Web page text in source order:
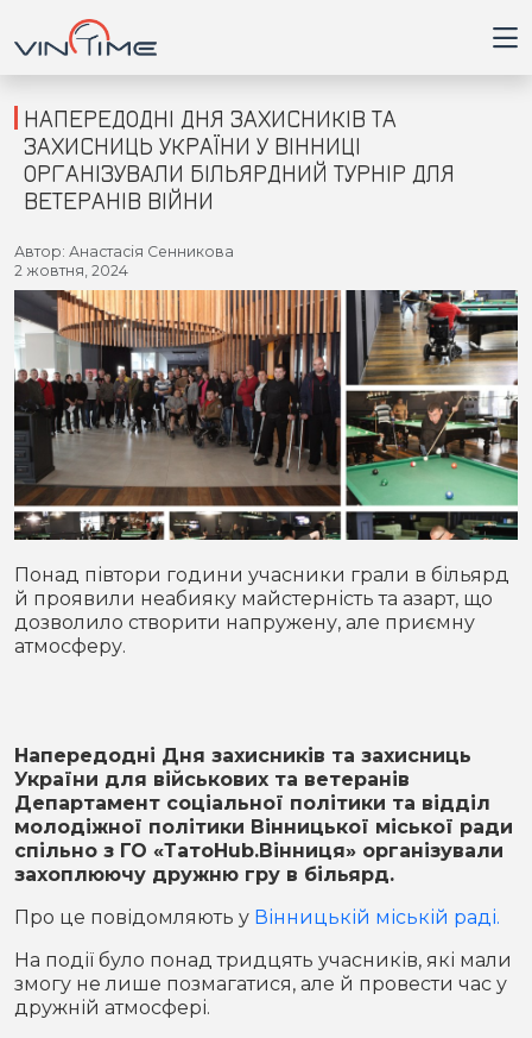
Головна
Війна
Новини
Кримінал
Здоров'я
Приватна думка
В кулуарах
Місто
Життя
Відео
Партнери
Спорт
Історія
Футбол
Контакти
Підписатись на нас у Telegram
НАПЕРЕДОДНІ ДНЯ ЗАХИСНИКІВ ТА
ЗАХИСНИЦЬ УКРАЇНИ У ВІННИЦІ
ОРГАНІЗУВАЛИ БІЛЬЯРДНИЙ ТУРНІР ДЛЯ
ВЕТЕРАНІВ ВІЙНИ
Автор: Анастасія Сенникова
2 жовтня, 2024
Понад півтори години учасники грали в більярд
й проявили неабияку майстерність та азарт, що
дозволило створити напружену, але приємну
атмосферу.
Напередодні Дня захисників та захисниць
України для військових та ветеранів
Департамент соціальної політики та відділ
молодіжної політики Вінницької міської ради
спільно з ГО «ТaтоHub.Вінниця» організували
захоплюючу дружню гру в більярд.
Про це повідомляють у Вінницькій міській раді.
На події було понад тридцять учасників, які мали
змогу не лише позмагатися, але й провести час у
дружній атмосфері.